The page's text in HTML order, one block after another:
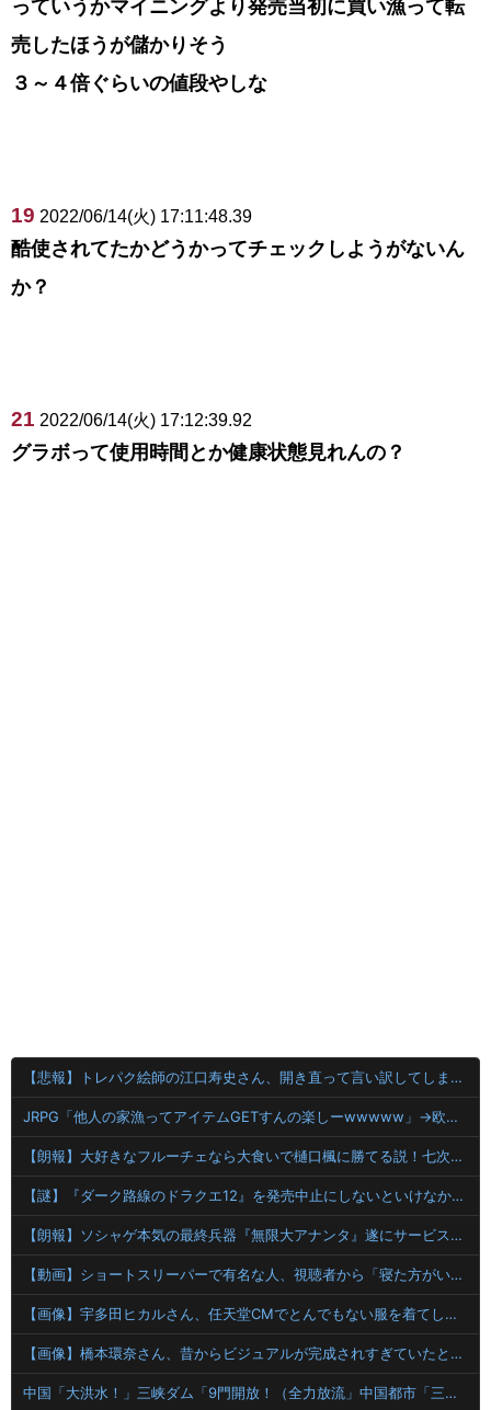
っていうかマイニングより発売当初に買い漁って転
売したほうが儲かりそう
３～４倍ぐらいの値段やしな
19 2022/06/14(火) 17:11:48.39
酷使されてたかどうかってチェックしようがないん
か？
21 2022/06/14(火) 17:12:39.92
グラボって使用時間とか健康状態見れんの？
【悲報】トレパク絵師の江口寿史さん、開き直って言い訳してしまう。全く反省してないと話題に
JRPG「他人の家漁ってアイテムGETすんの楽しーwwwww」→欧米で馬鹿にされてしまう
【朗報】大好きなフルーチェなら大食いで樋口楓に勝てる説！七次元生徒会の挑戦「樋口楓 周防サンゴ 緑仙 レオス・ヴィンセント」
【謎】『ダーク路線のドラクエ12』を発売中止にしないといけなかった理由ってガチでなに？とりあえすだせばいいやん
【朗報】ソシャゲ本気の最終兵器『無限大アナンタ』遂にサービス開始へwwww
【動画】ショートスリーパーで有名な人、視聴者から「寝た方がいい」と言われブチギレ
【画像】宇多田ヒカルさん、任天堂CMでとんでもない服を着てしまうｗｗｗｗ
【画像】橋本環奈さん、昔からビジュアルが完成されすぎていたと話題にｗｗｗｗｗ 【Pickup07091609】
中国「大洪水！」三峡ダム「9門開放！（全力放流」中国都市「三峡沿線の道路水没」中国政府「高速道路封鎖！」中国ダム「緊急放流に合わせて開門（土砂崩れ発生」→